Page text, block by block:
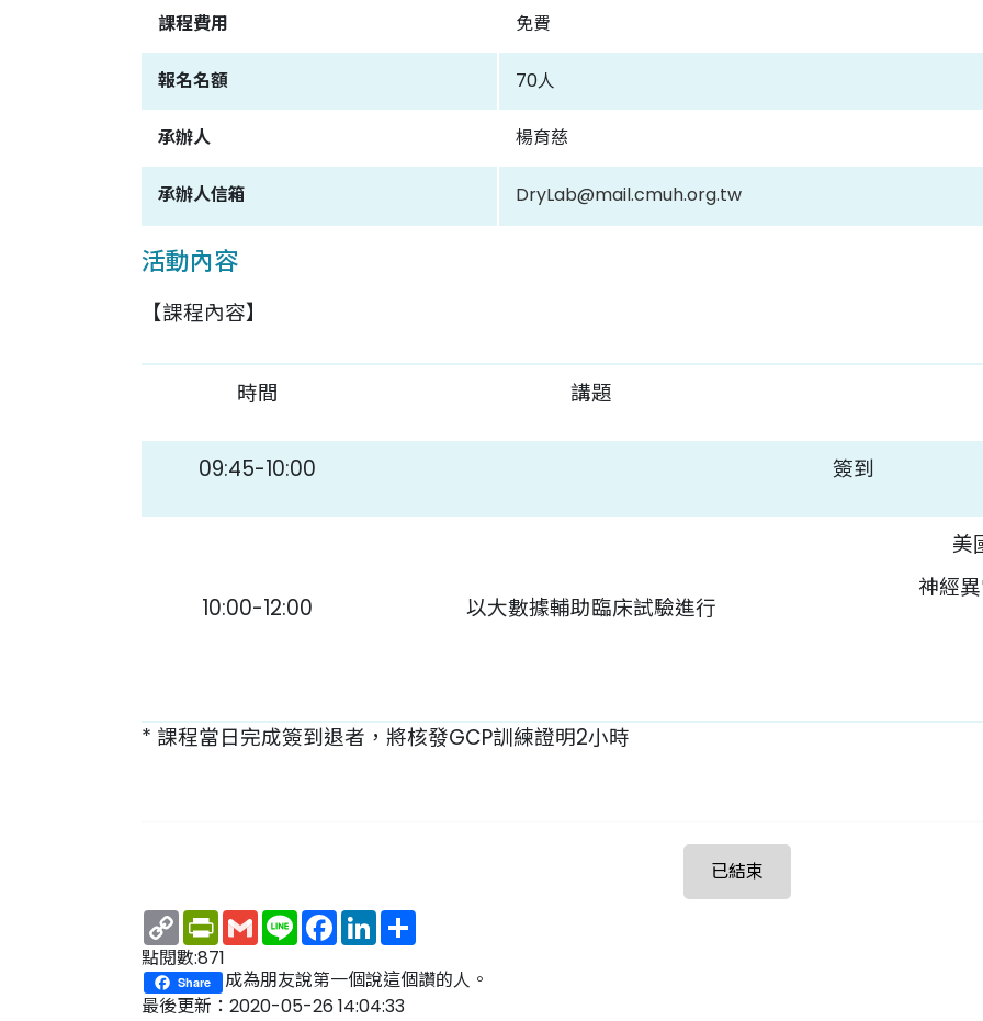
課程費用 免費
報名名額 70人
承辦人 楊育慈
承辦人信箱 DryLab@mail.cmuh.org.tw
活動內容
【課程內容】
時間 講題
09:45-10:00 簽到
10:00-12:00 以大數據輔助臨床試驗進行
美
神經
* 課程當日完成簽到退者，將核發GCP訓練證明2小時
已結束
Copy
Link
PrintFriendly
GmailLine Facebook
LinkedIn
點閱數:871
Share
成為朋友說第一個說這個讚的人。
最後更新：2020-05-26 14:04:33